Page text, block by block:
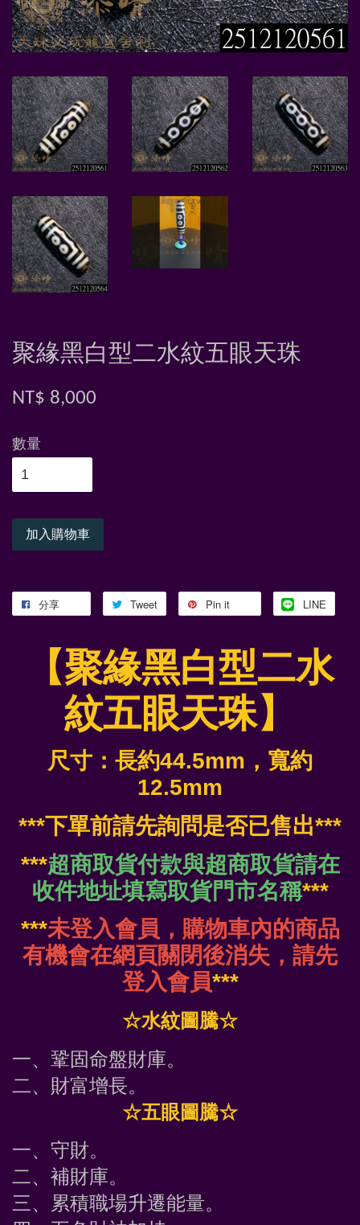
聚緣黑白型二水紋五眼天珠
NT$ 8,000
數量
加入購物車
分享 Tweet Pin it LINE
【聚緣黑白型二水
紋五眼天珠】
尺寸：長約44.5mm，寬約
12.5mm
***下單前請先詢問是否已售出***
***超商取貨付款與超商取貨請在
收件地址填寫取貨門市名稱***
***未登入會員，購物車內的商品
有機會在網頁關閉後消失，請先
登入會員***
☆水紋圖騰☆
一、鞏固命盤財庫。
二、財富增長。
☆五眼圖騰☆
一、守財。
二、補財庫。
三、累積職場升遷能量。